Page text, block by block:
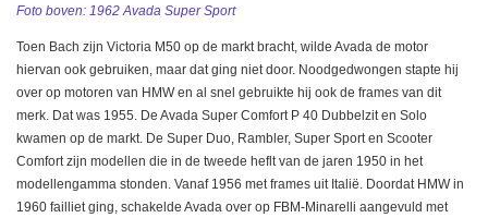
Foto boven: 1962 Avada Super Sport
Toen Bach zijn Victoria M50 op de markt bracht, wilde Avada de motor
hiervan ook gebruiken, maar dat ging niet door. Noodgedwongen stapte hij
over op motoren van HMW en al snel gebruikte hij ook de frames van dit
merk. Dat was 1955. De Avada Super Comfort P 40 Dubbelzit en Solo
kwamen op de markt. De Super Duo, Rambler, Super Sport en Scooter
Comfort zijn modellen die in de tweede heflt van de jaren 1950 in het
modellengamma stonden. Vanaf 1956 met frames uit Italië. Doordat HMW in
1960 failliet ging, schakelde Avada over op FBM-Minarelli aangevuld met